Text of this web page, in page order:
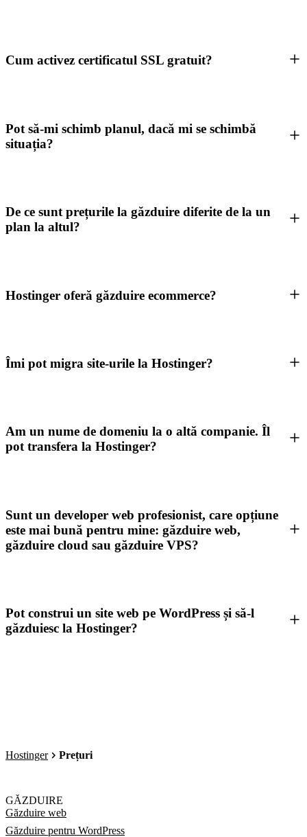
Cum activez certificatul SSL gratuit?
Pot să-mi schimb planul, dacă mi se schimbă
situația?
De ce sunt prețurile la găzduire diferite de la un
plan la altul?
Hostinger oferă găzduire ecommerce?
Îmi pot migra site-urile la Hostinger?
Am un nume de domeniu la o altă companie. Îl
pot transfera la Hostinger?
Sunt un developer web profesionist, care opțiune
este mai bună pentru mine: găzduire web,
găzduire cloud sau găzduire VPS?
Pot construi un site web pe WordPress și să-l
găzduiesc la Hostinger?
Hostinger Prețuri
GĂZDUIRE
Găzduire web
Găzduire pentru WordPress